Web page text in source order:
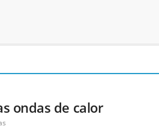
ondas de calor